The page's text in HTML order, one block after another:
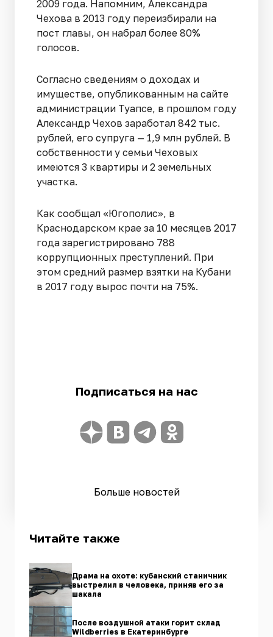
2009 года. Напомним, Александра
Чехова в 2013 году переизбирали на
пост главы, он набрал более 80%
голосов.
Согласно сведениям о доходах и
имуществе, опубликованным на сайте
администрации Туапсе, в прошлом году
Александр Чехов заработал 842 тыс.
рублей, его супруга — 1,9 млн рублей. В
собственности у семьи Чеховых
имеются 3 квартиры и 2 земельных
участка.
Как сообщал «Югополис», в
Краснодарском крае за 10 месяцев 2017
года зарегистрировано 788
коррупционных преступлений. При
этом средний размер взятки на Кубани
в 2017 году вырос почти на 75%.
Подписаться на нас
Больше новостей
Читайте также
Драма на охоте: кубанский станичник
выстрелил в человека, приняв его за
шакала
После воздушной атаки горит склад
Wildberries в Екатеринбурге